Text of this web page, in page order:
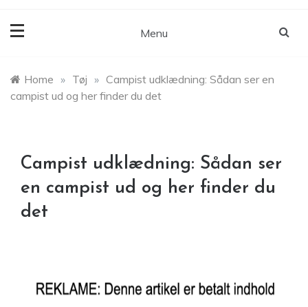
Menu
Home » Tøj » Campist udklædning: Sådan ser en
campist ud og her finder du det
Campist udklædning: Sådan ser
en campist ud og her finder du
det